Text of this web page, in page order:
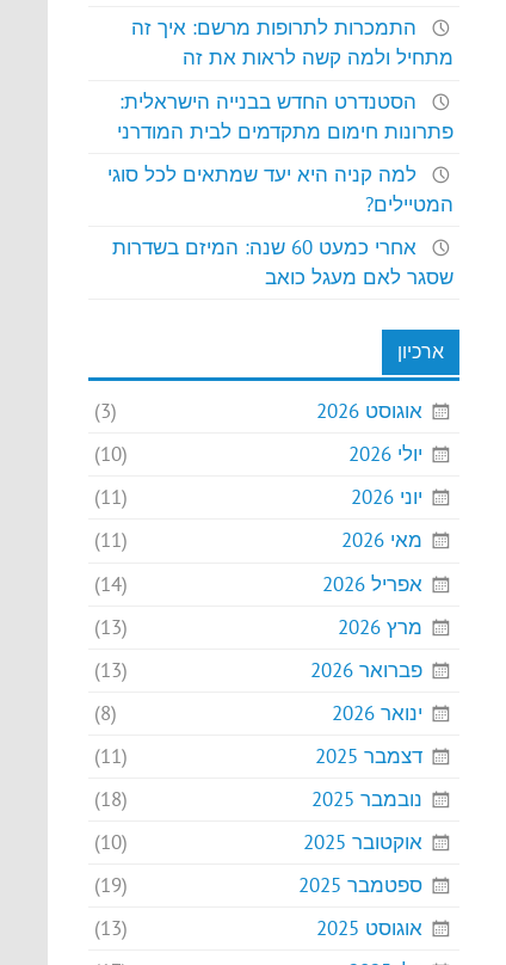
התמכרות לתרופות מרשם: איך זה
מתחיל ולמה קשה לראות את זה
הסטנדרט החדש בבנייה הישראלית:
פתרונות חימום מתקדמים לבית המודרני
למה קניה היא יעד שמתאים לכל סוגי
המטיילים?
אחרי כמעט 60 שנה: המיזם בשדרות
שסגר לאם מעגל כואב
ארכיון
אוגוסט 2026
(3)
יולי 2026
(10)
יוני 2026
(11)
מאי 2026
(11)
אפריל 2026
(14)
מרץ 2026
(13)
פברואר 2026
(13)
ינואר 2026
(8)
דצמבר 2025
(11)
נובמבר 2025
(18)
אוקטובר 2025
(10)
ספטמבר 2025
(19)
אוגוסט 2025
(13)